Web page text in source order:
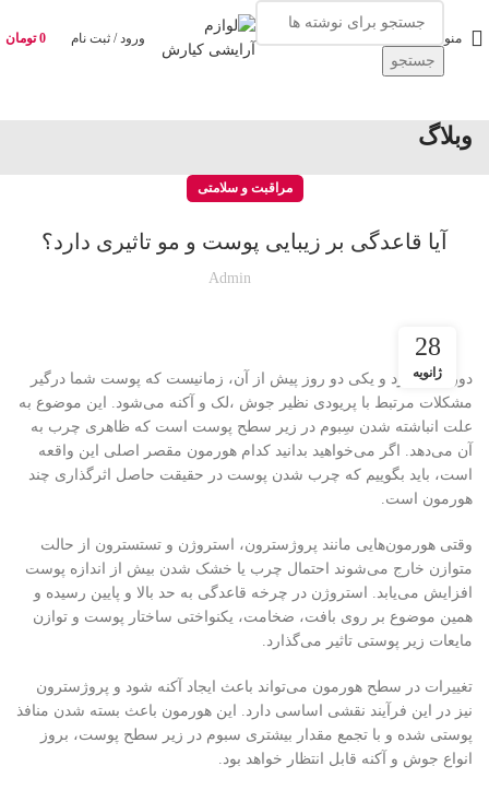
منو
جستجو
ورود / ثبت نام 0 تومان
وبلاگ
مراقبت و سلامتی
آیا قاعدگی بر زیبایی پوست و مو تاثیری دارد؟
Admin
28
ژانویه
دوره ی پریود و یکی دو روز پیش از آن، زمانیست که پوست شما درگیر
مشکلات مرتبط با پریودی نظیر جوش ،لک و آکنه می‌شود. این موضوع به
علت انباشته شدن سِبوم در زیر سطح پوست است که ظاهری چرب به
آن می‌دهد. اگر می‌خواهید بدانید کدام هورمون مقصر اصلی این واقعه
است، باید بگوییم که چرب شدن پوست در حقیقت حاصل اثرگذاری چند
هورمون است.
وقتی هورمون‌هایی مانند پروژسترون، استروژن و تستسترون از حالت
متوازن خارج می‌شوند احتمال چرب یا خشک شدن بیش از اندازه پوست
افزایش می‌یابد. استروژن در چرخه قاعدگی به حد بالا و پایین رسیده و
همین موضوع بر روی بافت، ضخامت، یکنواختی ساختار پوست و توازن
مایعات زیر پوستی تاثیر می‌گذارد.
تغییرات در سطح هورمون می‌تواند باعث ایجاد آکنه شود و پروژسترون
نیز در این فرآیند نقشی اساسی دارد. این هورمون باعث بسته شدن منافذ
پوستی شده و با تجمع مقدار بیشتری سبوم در زیر سطح پوست، بروز
انواع جوش و آکنه قابل انتظار خواهد بود.